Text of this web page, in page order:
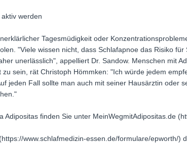
werden
Tagesmüdigkeit oder
"Viele wissen nicht, dass Schlafapnoe das Risiko
unerlässlich", appelliert Dr. Sandow. Menschen mit
sein, rät Christoph Hömmken: "Ich würde jedem
jeden Fall sollte man auch mit seiner Hausärztin oder
Adipositas finden Sie unter MeinWegmitAdipositas.de
www.schlafmedizin-essen.de/formulare/epworth/)